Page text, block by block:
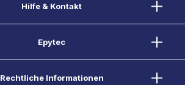
Hilfe & Kontakt
Epytec
Rechtliche Informationen